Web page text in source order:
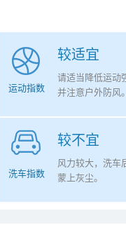
较适宜
运动指数
请适当降低运动
并注意户外防风。
较不宜
洗车指数
风力较大，洗车
蒙上灰尘。